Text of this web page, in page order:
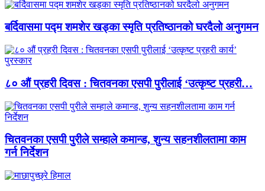
बर्दिवासमा पद्म शमशेर खड्का स्मृति प्रतिष्ठानको घरदैलो अनुगमन
८० औं प्रहरी दिवस : चितवनका एसपी पुरीलाई ‘उत्कृष्ट प्रहरी…
चितवनका एसपी पुरीले सम्हाले कमान्ड, शुन्य सहनशीलतामा काम
गर्न निर्देशन